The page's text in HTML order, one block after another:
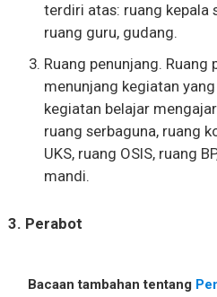
terdiri atas: ruang kepala
ruang guru, gudang.
Ruang penunjang.
menunjang kegiatan
kegiatan belajar
ruang serbaguna, ruang
UKS, ruang OSIS, ruang
mandi.
3. Perabot
Bacaan tambahan tentang